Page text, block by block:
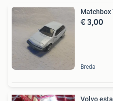
Matchbox
€ 3,00
Breda
Volvo